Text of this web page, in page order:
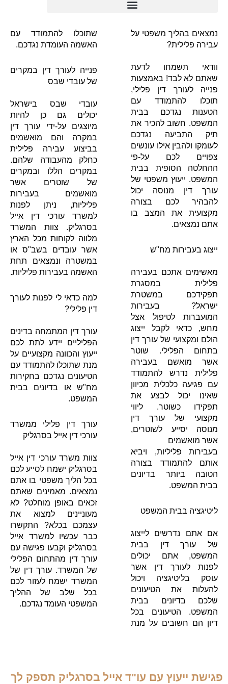
נמצאים בהליך משפטי על
עבירה פלילית?
וודאי תשמחו לדעת
שאתם לא לבד! באמצעות
פנייה לעורך דין פלילי,
תוכלו להתמודד עם
הטענות נגדכם בבית
המשפט. חשוב להכיר את
תיק התביעה נגדכם
לעומקו ולהבין אילו עונשים
צפויים לכם על-פי
ההחלטה הסופית בבית
המשפט. ייעוץ משפטי של
עורך דין מנוסה יכול
להבהיר לכם בצורה
מקצועית את המצב בו
אתם נמצאים.
ייצוג בע​בירות מח"ש
מאשימים אתכם בעבירה
פלילית במסגרת
תפקידכם במשטרת
ישראל? בעבירות
המועברות לטיפול אצל
מחש, כדאי לקבל ייצוג
הולם ומקצועי של עורך דין
בתחום הפלילי. שוטר
אשר מואשם בעבירה
פלילית נדרש להתמודד
עם פגיעה כלכלית מכיוון
שאינו יכול לבצע את
תפקידו כשוטר. ליווי
מקצועי של עורך דין
מנוסה יסייע לשוטרים,
אשר מואשמים
בעבירות פליליות, ויביא
אותם להתמודד בצורה
הטובה ביותר בדיונים
בבית המשפט.
ליטיגציה בבית המשפט
אם אתם נדרשים לייצוג
של עורך דין בבית
המשפט, אתם יכולים
לפנות לעורך דין אשר
עוסק בליטיגציה ויכול
להעלות את הטיעונים
שלכם בדיונים בבית
המשפט. הטיעונים בכל
דיון הם חשובים על מנת
שתוכלו להתמודד עם
האשמה העומדת נגדכם.
פנייה לעורך דין במקרים
של עובדי שבס
עובדי שבס בישראל
יכולים גם כן להיות
מיוצגים על-ידי עורך דין
במקרה והם מואשמים
בביצוע עבירה פלילית
כחלק מהעבודה שלהם.
במקרים הללו ובמקרים
של שוטרים אשר
מואשמים בעבירות
פליליות, ניתן לפנות
למשרד עורכי דין אייל
בסרגליק. צוות המשרד
מלווה לקוחות מכל הארץ
אשר עובדים בשב"ס או
במשטרה ונמצאים תחת
האשמה בעבירות פליליות.
למה כדאי לי לפנות לעורך
דין פלילי?
עורך דין המתמחה בדינים
הפליליים יידע לתת לכם
ייעוץ והכוונה מקצועיים על
מנת שתוכלו להתמודד עם
הטיעונים נגדכם בחקירות
מח"ש או בדיונים בבית
המשפט.
עורך דין פלילי ממשרד
עורכי דין אייל בסרגליק
צוות משרד עורכי דין אייל
בסרגליק ישמח לסייע לכם
בכל הליך משפטי בו אתם
נמצאים. מאמינים שאתם
זכאים באופן מוחלט? לא
מעוניינים למצוא את
עצמכם בכלא? התקשרו
כבר עכשיו למשרד אייל
בסרגליק וקבעו פגישה עם
עורך דין מהתחום הפלילי
של המשרד. עורך דין של
המשרד ישמח לעזור לכם
בכל שלב של ההליך
המשפטי העומד נגדכם.
פגישת ייעוץ עם עו"ד אייל בסרגליק תספק לך